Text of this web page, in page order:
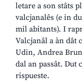
letare a son stâts
valcjanalês (e in
mil abitants). I
Valcjanâl a àn dât
Udin, Andrea
dal an passât. Dut
rispueste.